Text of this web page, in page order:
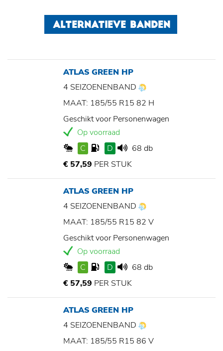
ALTERNATIEVE BANDEN
ATLAS GREEN HP
4 SEIZOENENBAND
MAAT: 185/55 R15 82 H
Geschikt voor Personenwagen
Op voorraad
C
D
68 db
€ 57,59 PER STUK
ATLAS GREEN HP
4 SEIZOENENBAND
MAAT: 185/55 R15 82 V
Geschikt voor Personenwagen
Op voorraad
C
D
68 db
€ 57,59 PER STUK
ATLAS GREEN HP
4 SEIZOENENBAND
MAAT: 185/55 R15 86 V